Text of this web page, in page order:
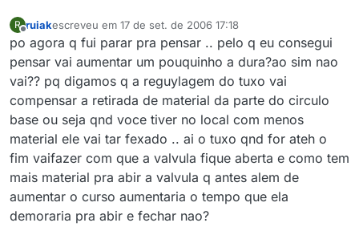
R ruiakescreveu em 17 de set. de 2006 17:18
última edição por
po agora q fui parar pra pensar .. pelo q eu consegui
pensar vai aumentar um pouquinho a dura?ao sim nao
vai?? pq digamos q a reguylagem do tuxo vai
compensar a retirada de material da parte do circulo
base ou seja qnd voce tiver no local com menos
material ele vai tar fexado .. ai o tuxo qnd for ateh o
fim vaifazer com que a valvula fique aberta e como tem
mais material pra abir a valvula q antes alem de
aumentar o curso aumentaria o tempo que ela
demoraria pra abir e fechar nao?